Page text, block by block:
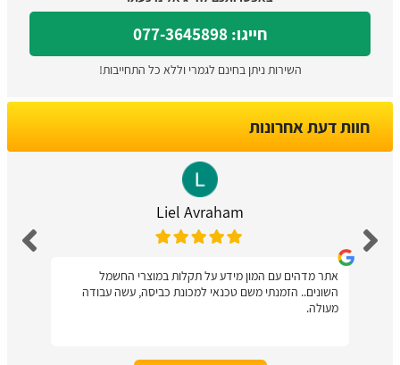
חייגו: 077-3645898
השירות ניתן בחינם לגמרי וללא כל התחייבות!
חוות דעת אחרונות
Liel Avraham
אתר מדהים עם המון מידע על תקלות במוצרי החשמל
השונים.. הזמנתי משם טכנאי למכונת כביסה, עשה עבודה
מעולה.